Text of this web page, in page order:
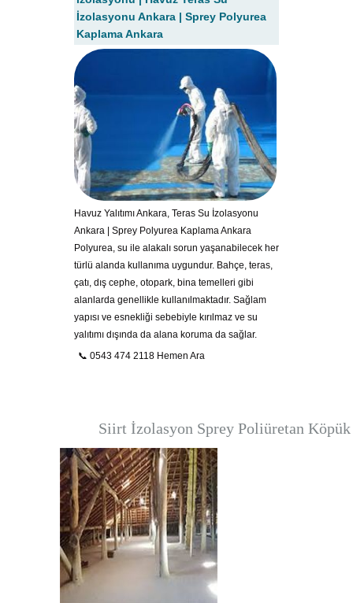
İzolasyonu Ankara | Sprey Polyurea
Kaplama Ankara
Havuz Yalıtımı Ankara, Teras Su İzolasyonu
Ankara | Sprey Polyurea Kaplama Ankara
Polyurea, su ile alakalı sorun yaşanabilecek her
türlü alanda kullanıma uygundur. Bahçe, teras,
çatı, dış cephe, otopark, bina temelleri gibi
alanlarda genellikle kullanılmaktadır. Sağlam
yapısı ve esnekliği sebebiyle kırılmaz ve su
yalıtımı dışında da alana koruma da sağlar.
📞 0543 474 2118 Hemen Ara
Siirt İzolasyon Sprey Poliüretan Köpük